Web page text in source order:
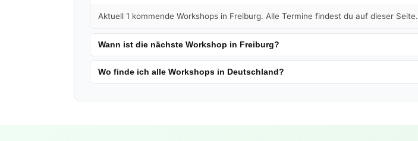
Aktuell 1 kommende Workshops in Freiburg. Alle Termine findest du auf dieser Seite.
Wann ist die nächste Workshop in Freiburg?
Wo finde ich alle Workshops in Deutschland?